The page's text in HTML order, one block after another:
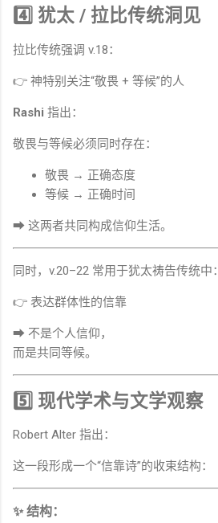
4️⃣ 犹太 / 拉比传统洞见
拉比传统强调 v.18：
👉 神特别关注“敬畏 + 等候”的人
Rashi 指出：
敬畏与等候必须同时存在：
敬畏 → 正确态度
等候 → 正确时间
➡ 这两者共同构成信仰生活。
同时，v.20–22 常用于犹太祷告传统中：
👉 表达群体性的信靠
➡ 不是个人信仰，
而是共同等候。
5️⃣ 现代学术与文学观察
Robert Alter 指出：
这一段形成一个“信靠诗”的收束结构：
✨ 结构：